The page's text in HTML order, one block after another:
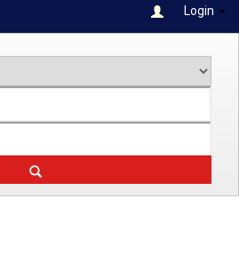
Login